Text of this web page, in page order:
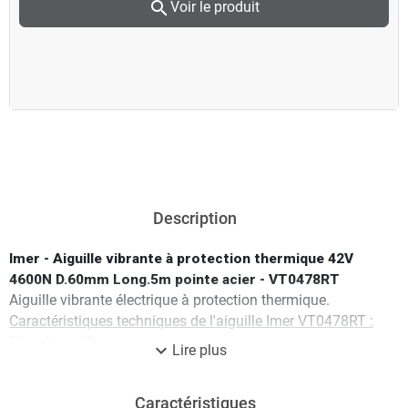
search Voir le produit
Description
Imer - Aiguille vibrante à protection thermique 42V
4600N D.60mm Long.5m pointe acier - VT0478RT
Aiguille vibrante électrique à protection thermique.
Caractéristiques techniques de l'aiguille Imer VT0478RT :
expand_more Lire plus
Caractéristiques